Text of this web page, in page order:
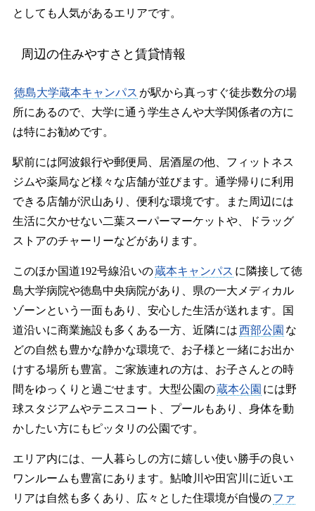
としても人気があるエリアです。
周辺の住みやすさと賃貸情報
徳島大学蔵本キャンパス が駅から真っすぐ徒歩数分の場
所にあるので、大学に通う学生さんや大学関係者の方に
は特にお勧めです。
駅前には阿波銀行や郵便局、居酒屋の他、フィットネス
ジムや薬局など様々な店舗が並びます。通学帰りに利用
できる店舗が沢山あり、便利な環境です。また周辺には
生活に欠かせない二葉スーパーマーケットや、ドラッグ
ストアのチャーリーなどがあります。
このほか国道192号線沿いの蔵本キャンパス に隣接して徳
島大学病院や徳島中央病院があり、県の一大メディカル
ゾーンという一面もあり、安心した生活が送れます。国
道沿いに商業施設も多くある一方、近隣には西部公園 な
どの自然も豊かな静かな環境で、お子様と一緒にお出か
けする場所も豊富。ご家族連れの方は、お子さんとの時
間をゆっくりと過ごせます。大型公園の蔵本公園 には野
球スタジアムやテニスコート、プールもあり、身体を動
かしたい方にもピッタリの公園です。
エリア内には、一人暮らしの方に嬉しい使い勝手の良い
ワンルームも豊富にあります。鮎喰川や田宮川に近いエ
リアは自然も多くあり、広々とした住環境が自慢のファ